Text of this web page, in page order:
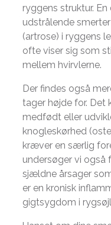
ryggens struktur.
udstrålende
(artrose) i ryggens
ofte viser sig som
mellem hvirvlerne.
Der findes også
tager højde for. Det
medfødt eller
knogleskørhed
kræver en særlig
undersøger vi også
sjældne årsager
er en kronisk
gigtsygdom i